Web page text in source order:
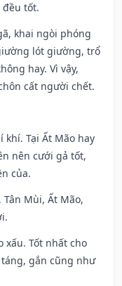
đều tốt.
khai ngòi phóng
lót giường, trổ
hay. Vì vậy,
cất người chết.
khí. Tại Ất Mão hay
nên cưới gả tốt,
của.
Mùi, Ất Mão,
xấu. Tốt nhất cho
táng, gắn cũng như